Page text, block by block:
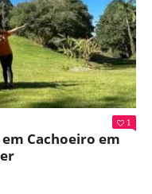
1
Cachoeiro em